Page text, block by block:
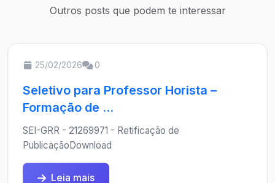
Outros posts que podem te interessar
25/02/2026 0
Seletivo para Professor Horista –
Formação de ...
SEI-GRR - 21269971 - Retificação de
PublicaçãoDownload
Leia mais